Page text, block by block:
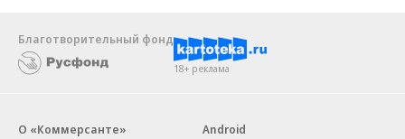
Благотворительный фонд
18+ реклама
О «Коммерсанте»
Android